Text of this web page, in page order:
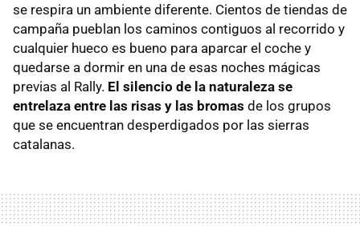
se respira un ambiente diferente. Cientos de tiendas de
campaña pueblan los caminos contiguos al recorrido y
cualquier hueco es bueno para aparcar el coche y
quedarse a dormir en una de esas noches mágicas
previas al Rally. El silencio de la naturaleza se
entrelaza entre las risas y las bromas de los grupos
que se encuentran desperdigados por las sierras
catalanas.